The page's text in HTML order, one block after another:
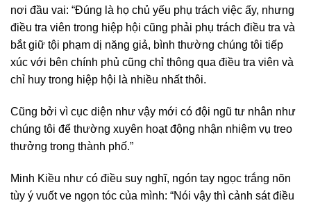
nơi đầu vai: “Đúng là họ chủ yếu phụ trách việc ấy, nhưng
điều tra viên trong hiệp hội cũng phải phụ trách điều tra và
bắt giữ tội phạm dị năng giả, bình thường chúng tôi tiếp
xúc với bên chính phủ cũng chỉ thông qua điều tra viên và
chỉ huy trong hiệp hội là nhiều nhất thôi.
Cũng bởi vì cục diện như vậy mới có đội ngũ tư nhân như
chúng tôi để thường xuyên hoạt động nhận nhiệm vụ treo
thưởng trong thành phố.”
Minh Kiều như có điều suy nghĩ, ngón tay ngọc trắng nõn
tùy ý vuốt ve ngọn tóc của mình: “Nói vậy thì cảnh sát điều